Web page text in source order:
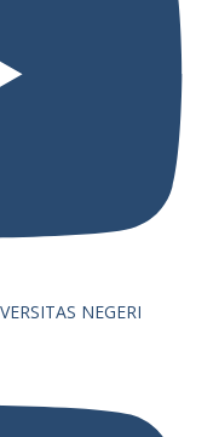
NEGERI